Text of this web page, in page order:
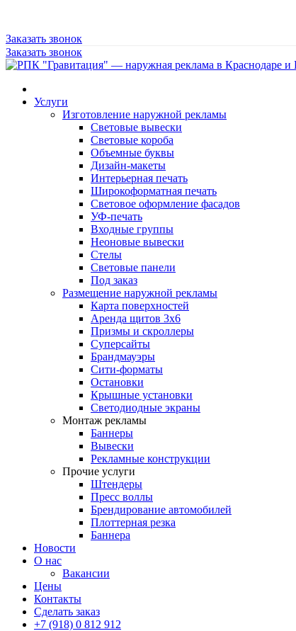
Заказать звонок
Заказать звонок
Услуги
Изготовление наружной рекламы
Световые вывески
Световые короба
Объемные буквы
Дизайн-макеты
Интерьерная печать
Широкоформатная печать
Световое оформление фасадов
УФ-печать
Входные группы
Неоновые вывески
Стелы
Световые панели
Под заказ
Размещение наружной рекламы
Карта поверхностей
Аренда щитов 3х6
Призмы и скроллеры
Суперсайты
Брандмауэры
Сити-форматы
Остановки
Крышные установки
Светодиодные экраны
Монтаж рекламы
Баннеры
Вывески
Рекламные конструкции
Прочие услуги
Штендеры
Пресс воллы
Брендирование автомобилей
Плоттерная резка
Баннера
Новости
О нас
Вакансии
Цены
Контакты
Сделать заказ
+7 (918) 0 812 912